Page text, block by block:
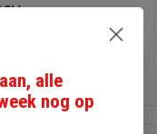
€3,65
alle
nog op